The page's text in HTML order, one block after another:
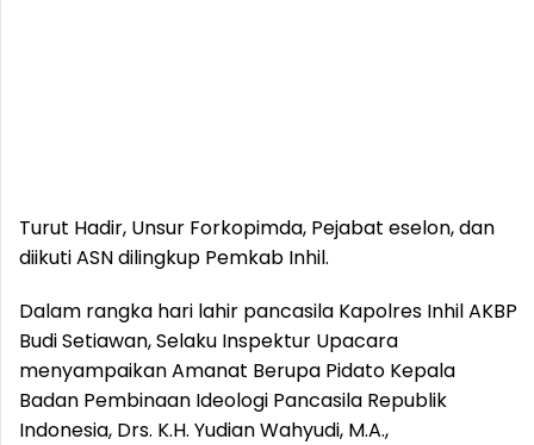
Turut Hadir, Unsur Forkopimda, Pejabat eselon, dan
diikuti ASN dilingkup Pemkab Inhil.
Dalam rangka hari lahir pancasila Kapolres Inhil AKBP
Budi Setiawan, Selaku Inspektur Upacara
menyampaikan Amanat Berupa Pidato Kepala
Badan Pembinaan Ideologi Pancasila Republik
Indonesia, Drs. K.H. Yudian Wahyudi, M.A.,